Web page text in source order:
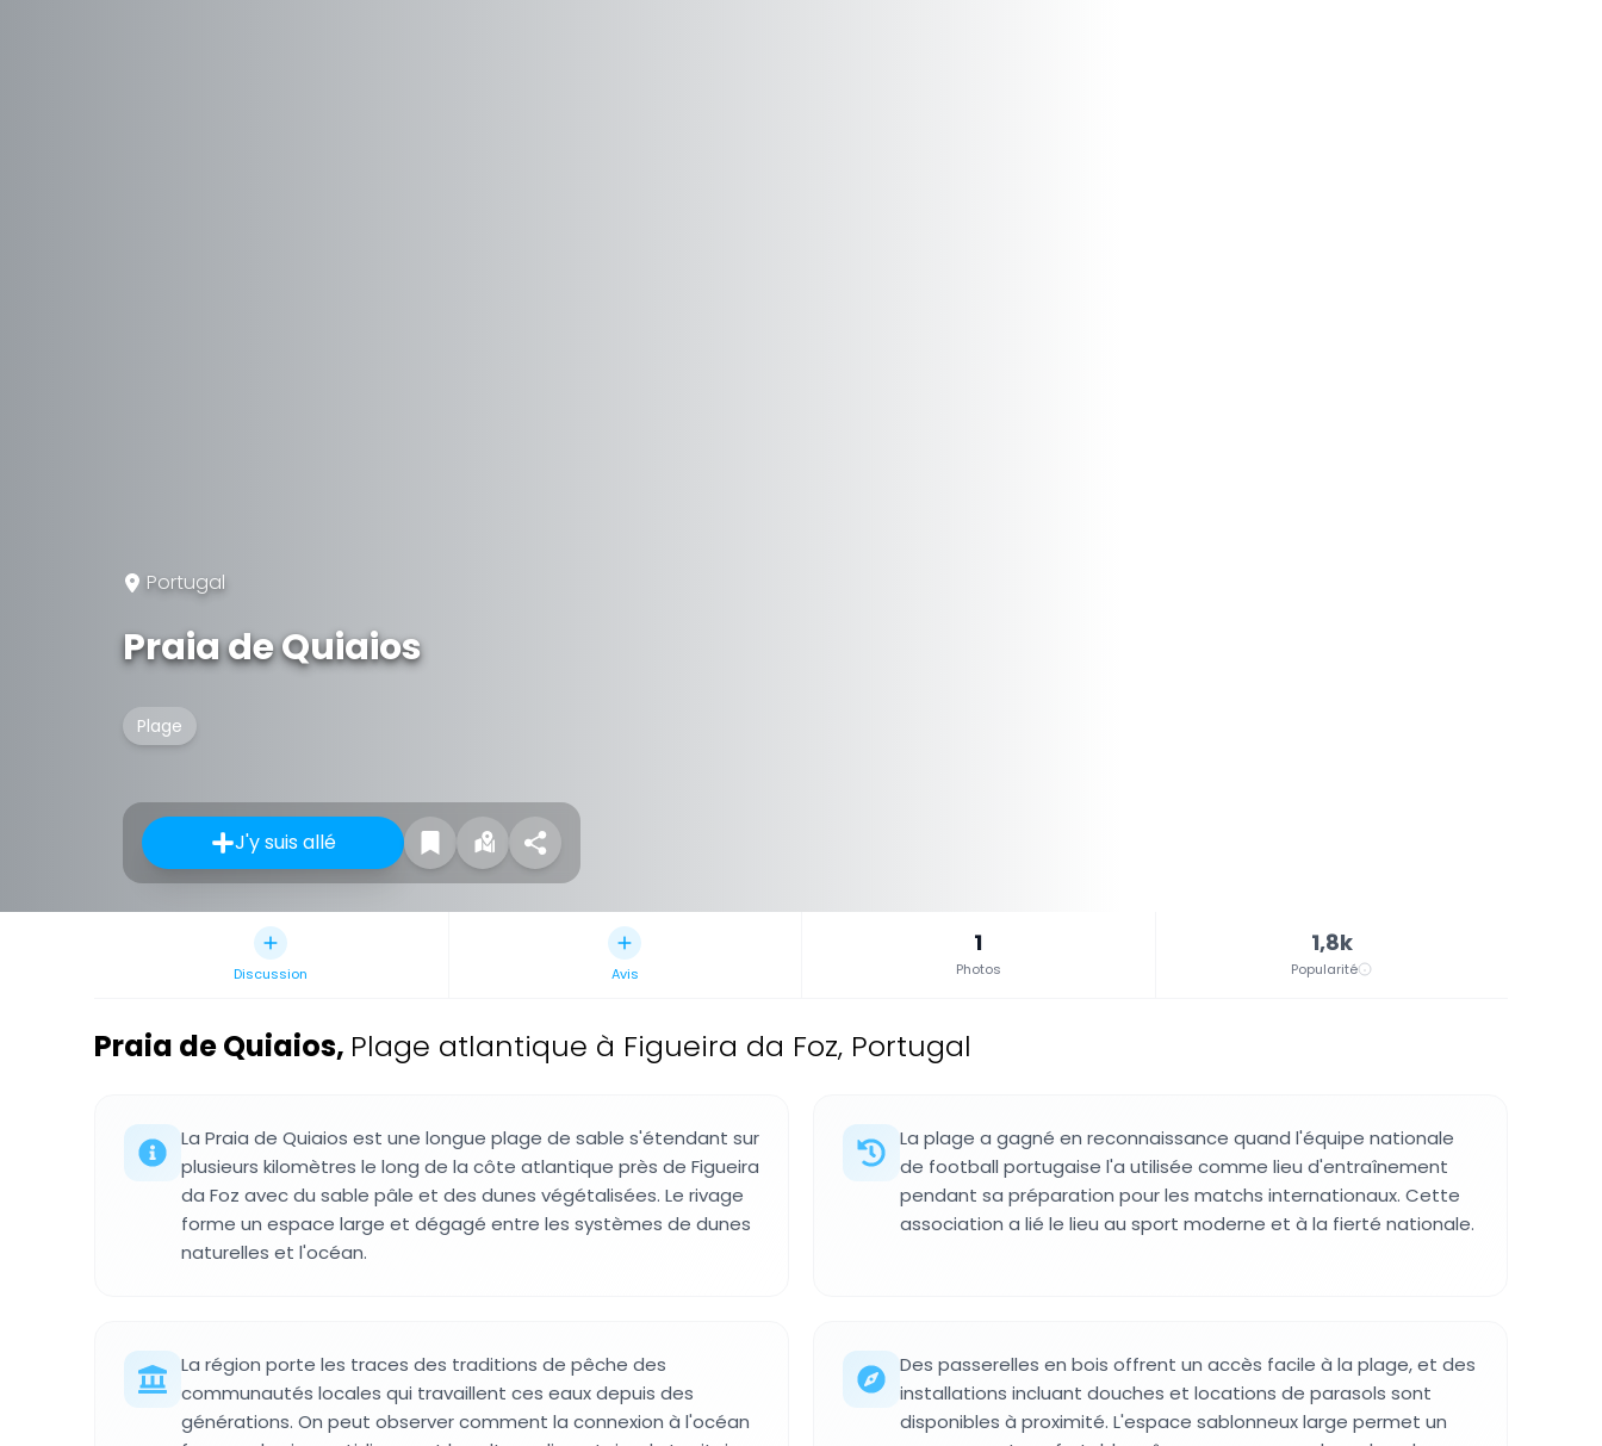
Portugal
Praia de Quiaios
Plage
J'y suis allé
Discussion Avis
1
Photos
1,8k
Popularité
Praia de Quiaios, Plage atlantique à Figueira da Foz, Portugal
La Praia de Quiaios est une longue plage de sable s'étendant sur
plusieurs kilomètres le long de la côte atlantique près de Figueira
da Foz avec du sable pâle et des dunes végétalisées. Le rivage
forme un espace large et dégagé entre les systèmes de dunes
naturelles et l'océan.
La plage a gagné en reconnaissance quand l'équipe nationale
de football portugaise l'a utilisée comme lieu d'entraînement
pendant sa préparation pour les matchs internationaux. Cette
association a lié le lieu au sport moderne et à la fierté nationale.
La région porte les traces des traditions de pêche des
communautés locales qui travaillent ces eaux depuis des
générations. On peut observer comment la connexion à l'océan
Des passerelles en bois offrent un accès facile à la plage, et des
installations incluant douches et locations de parasols sont
disponibles à proximité. L'espace sablonneux large permet un